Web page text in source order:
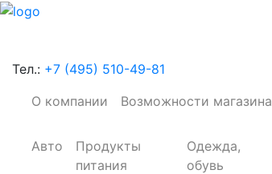
Тел.: +7 (495) 510-49-81
О компании
Возможности магазина
Авто
Продукты
питания
Одежда,
обувь